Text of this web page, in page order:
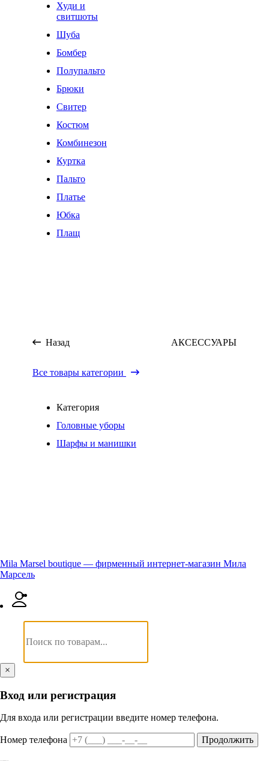
Худи и
свитшоты
Шуба
Бомбер
Полупальто
Брюки
Свитер
Костюм
Комбинезон
Куртка
Пальто
Платье
Юбка
Плащ
Назад АКСЕССУАРЫ
Все товары категории
Категория
Головные уборы
Шарфы и манишки
Mila Marsel boutique — фирменный интернет-магазин Мила
Марсель
×
Вход или регистрация
Для входа или регистрации введите номер телефона.
Номер телефона Продолжить